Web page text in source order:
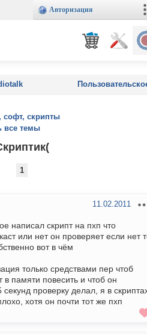
Авторизация
софт, скрипты
все темы
1
11.02.2011
написал скрипт на пхп что
или нет он проверяет если нет
вот в чём
только средствами пер чтоб
памяти повесить и чтоб он
проверку делал, я в
хотя он почти тот же пхп